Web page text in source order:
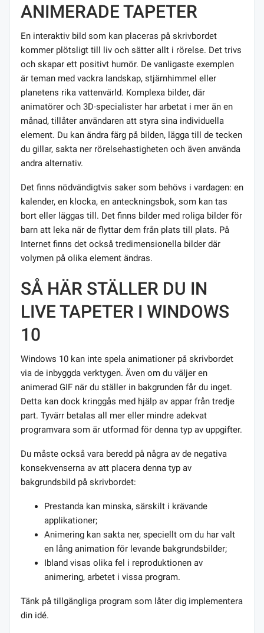
ANIMERADE TAPETER
En interaktiv bild som kan placeras på skrivbordet
kommer plötsligt till liv och sätter allt i rörelse. Det trivs
och skapar ett positivt humör. De vanligaste exemplen
är teman med vackra landskap, stjärnhimmel eller
planetens rika vattenvärld. Komplexa bilder, där
animatörer och 3D-specialister har arbetat i mer än en
månad, tillåter användaren att styra sina individuella
element. Du kan ändra färg på bilden, lägga till de tecken
du gillar, sakta ner rörelsehastigheten och även använda
andra alternativ.
Det finns nödvändigtvis saker som behövs i vardagen: en
kalender, en klocka, en anteckningsbok, som kan tas
bort eller läggas till. Det finns bilder med roliga bilder för
barn att leka när de flyttar dem från plats till plats. På
Internet finns det också tredimensionella bilder där
volymen på olika element ändras.
SÅ HÄR STÄLLER DU IN
LIVE TAPETER I WINDOWS
10
Windows 10 kan inte spela animationer på skrivbordet
via de inbyggda verktygen. Även om du väljer en
animerad GIF när du ställer in bakgrunden får du inget.
Detta kan dock kringgås med hjälp av appar från tredje
part. Tyvärr betalas all mer eller mindre adekvat
programvara som är utformad för denna typ av uppgifter.
Du måste också vara beredd på några av de negativa
konsekvenserna av att placera denna typ av
bakgrundsbild på skrivbordet:
Prestanda kan minska, särskilt i krävande
applikationer;
Animering kan sakta ner, speciellt om du har valt
en lång animation för levande bakgrundsbilder;
Ibland visas olika fel i reproduktionen av
animering, arbetet i vissa program.
Tänk på tillgängliga program som låter dig implementera
din idé.